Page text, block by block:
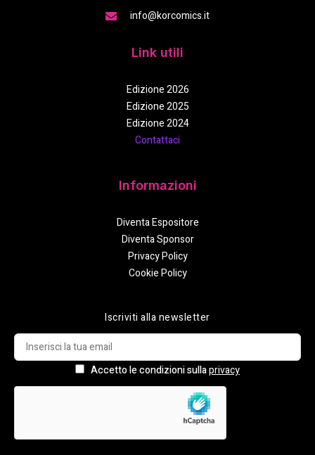
info@korcomics.it
Link utili
Edizione 2026
Edizione 2025
Edizione 2024
Contattaci
Informazioni
Diventa Espositore
Diventa Sponsor
Privacy Policy
Cookie Policy
Iscriviti alla newsletter
Accetto le condizioni sullaprivacy